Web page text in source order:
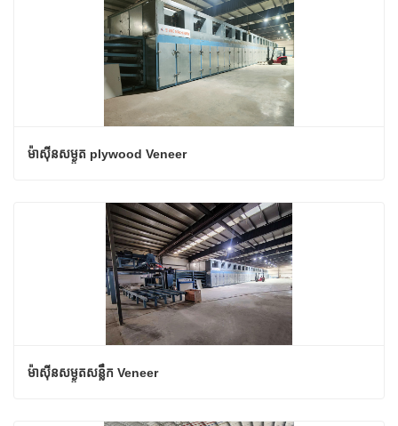
ម៉ាស៊ីនសម្ងួត plywood Veneer
ម៉ាស៊ីនសម្ងួតសន្លឹក Veneer